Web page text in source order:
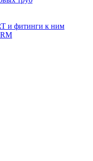
и фитинги к ним